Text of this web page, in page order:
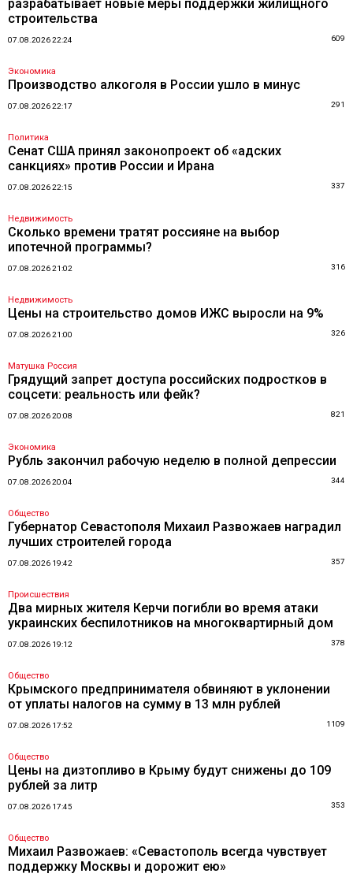
разрабатывает новые меры поддержки жилищного
строительства
07.08.2026 22:24 609
Экономика
Производство алкоголя в России ушло в минус
07.08.2026 22:17 291
Политика
Сенат США принял законопроект об «адских
санкциях» против России и Ирана
07.08.2026 22:15 337
Недвижимость
Сколько времени тратят россияне на выбор
ипотечной программы?
07.08.2026 21:02 316
Недвижимость
Цены на строительство домов ИЖС выросли на 9%
07.08.2026 21:00 326
Матушка Россия
Грядущий запрет доступа российских подростков в
соцсети: реальность или фейк?
07.08.2026 20:08 821
Экономика
Рубль закончил рабочую неделю в полной депрессии
07.08.2026 20:04 344
Общество
Губернатор Севастополя Михаил Развожаев наградил
лучших строителей города
07.08.2026 19:42 357
Происшествия
Два мирных жителя Керчи погибли во время атаки
украинских беспилотников на многоквартирный дом
07.08.2026 19:12 378
Общество
Крымского предпринимателя обвиняют в уклонении
от уплаты налогов на сумму в 13 млн рублей
07.08.2026 17:52 1109
Общество
Цены на дизтопливо в Крыму будут снижены до 109
рублей за литр
07.08.2026 17:45 353
Общество
Михаил Развожаев: «Севастополь всегда чувствует
поддержку Москвы и дорожит ею»